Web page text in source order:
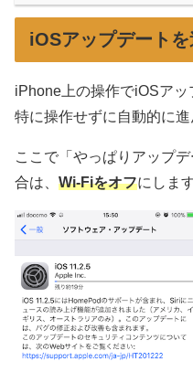
iOSアップデート
iPhone上の操作でiOSア
特に操作せずに自動的に進
ここで「やっぱりアップ
合は、 Wi-Fiをオフにします